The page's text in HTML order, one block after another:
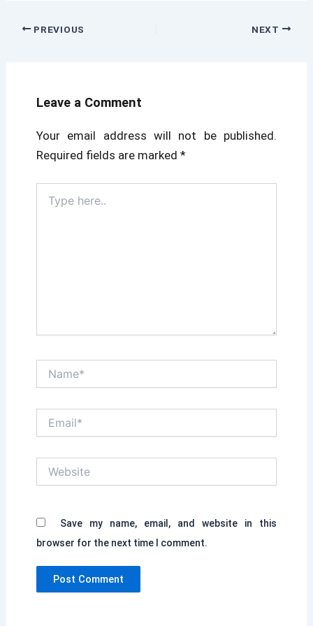
PREVIOUS NEXT
Leave a Comment
Your email address will not be published.
Required fields are marked *
here..
Save my name, email, and website in this
browser for the next time I comment.